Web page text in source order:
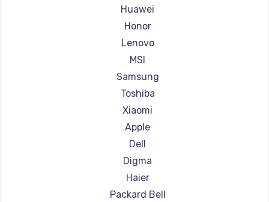
Ремонт ноутбуков Maibenben
Ремонт ноутбуков Getac
Ремонт ноутбуков Epson
Ремонт ноутбуков Philips
Ремонт ноутбуков LG
Ремонт ноутбуков Panasonic
Ремонт ноутбуков Irbis
Ремонт ноутбуков Thunderobot
Ремонт ноутбуков Hasee
Ремонт ноутбуков ZTE
Ремонт ноутбуков Hiper
Ремонт ноутбуков Evga
Huawei
Honor
Lenovo
MSI
Samsung
Toshiba
Xiaomi
Apple
Dell
Digma
Haier
Packard Bell